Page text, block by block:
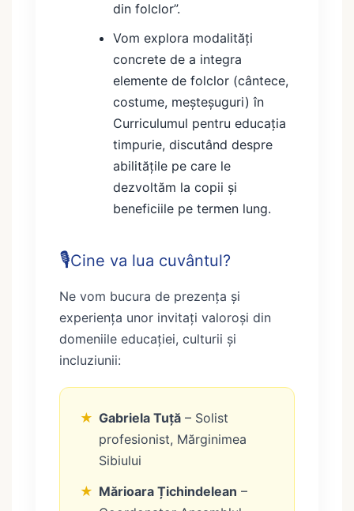
din folclor”.
Vom explora modalități
concrete de a integra
elemente de folclor (cântece,
costume, meșteșuguri) în
Curriculumul pentru educația
timpurie, discutând despre
abilitățile pe care le
dezvoltăm la copii și
beneficiile pe termen lung.
🎙️Cine va lua cuvântul?
Ne vom bucura de prezența și
experiența unor invitați valoroși din
domeniile educației, culturii și
incluziunii:
★ Gabriela Tuță – Solist
profesionist, Mărginimea
Sibiului
★ Mărioara Țichindelean –